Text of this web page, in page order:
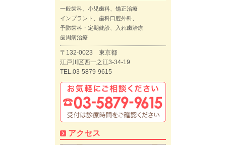
一般歯科、小児歯科、矯正治療
インプラント、歯科口腔外科、
予防歯科・定期健診、入れ歯治療
歯周病治療
〒132-0023 東京都
江戸川区西一之江3-34-19
TEL.03-5879-9615
アクセス